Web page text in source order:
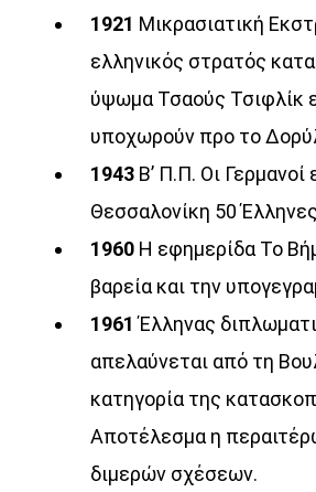
1921 Μικρασιατική
ελληνικός στρατός
ύψωμα Τσαούς Τσιφλίκ
υποχωρούν προ το
1943 Β’ Π.Π. Οι
Θεσσαλονίκη 50
1960 Η εφημερίδα Το
βαρεία και την
1961Έλληνας
απελαύνεται από τη
κατηγορία της
Αποτέλεσμα η
διμερών σχέσεων.